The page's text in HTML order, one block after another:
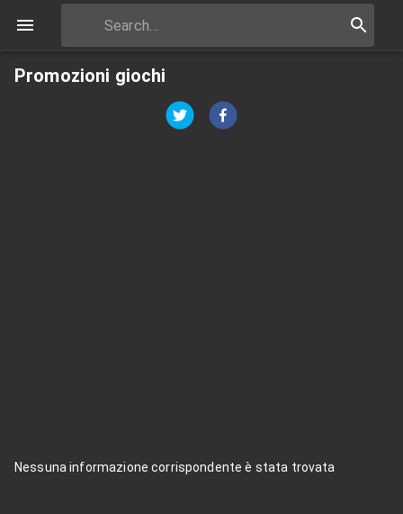
Promozioni giochi
Nessuna informazione corrispondente è stata trovata